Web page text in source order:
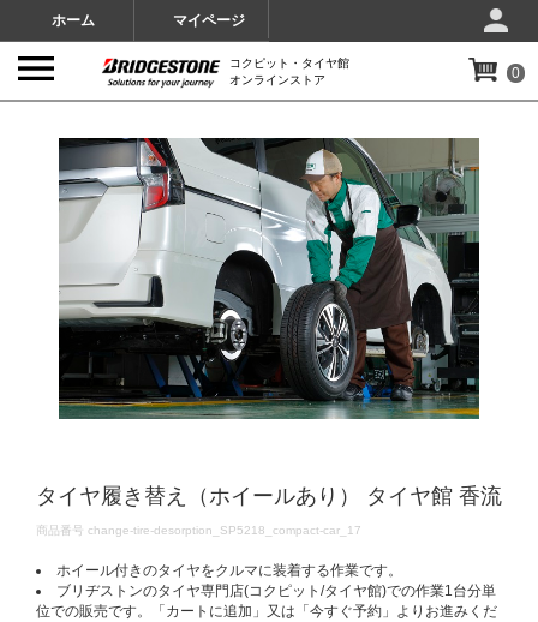
ホーム マイページ
コクピット・タイヤ館
オンラインストア
0
タイヤ履き替え（ホイールあり） タイヤ館 香流
DETAILS
商品番号 change-tire-desorption_SP5218_compact-car_17
ホイール付きのタイヤをクルマに装着する作業です。
ブリヂストンのタイヤ専門店(コクピット/タイヤ館)での作業1台分単
位での販売です。「カートに追加」又は「今すぐ予約」よりお進みくだ